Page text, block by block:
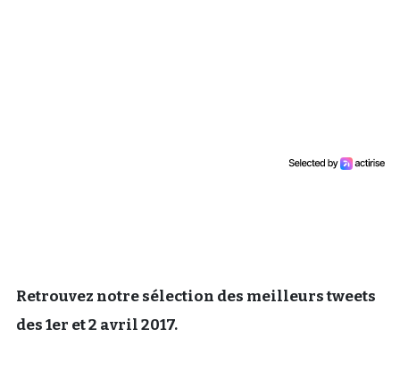
Retrouvez notre sélection des meilleurs tweets
des 1er et 2 avril 2017.